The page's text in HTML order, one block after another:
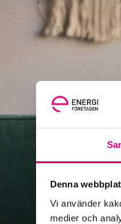
Denna
Vi använder
medier och